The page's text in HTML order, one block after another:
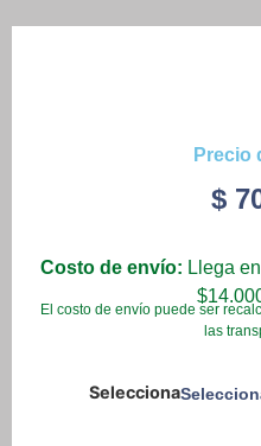
Precio
$
Costo de envío: Llega
El costo de envío puede ser
las